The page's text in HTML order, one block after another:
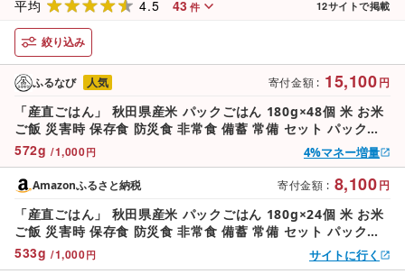
平均 4.5 43 件 12サイトで掲載
絞り込み
寄付金額 : 15,100円
572g /1,000円
ふるなび
「産直ごはん」 秋田県産米 パックごはん 180g×48個 米 お米
ご飯 災害時 保存食 防災食 非常食 備蓄 常備 セット パックラ
イス
人気
4%マネー増量
寄付金額 : 8,100円
533g /1,000円
Amazonふるさと納税
「産直ごはん」 秋田県産米 パックごはん 180g×24個 米 お米
ご飯 災害時 保存食 防災食 非常食 備蓄 常備 セット パックラ
イス
サイトに行く